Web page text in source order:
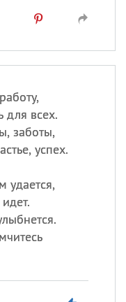
для всех.
заботы,
успех.
удается,